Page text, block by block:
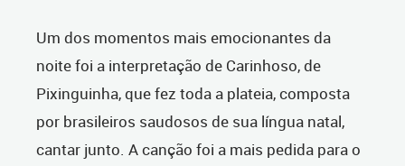
Um dos momentos mais emocionantes da
noite foi a interpretação de Carinhoso, de
Pixinguinha, que fez toda a plateia, composta
por brasileiros saudosos de sua língua natal,
cantar junto. A canção foi a mais pedida para o